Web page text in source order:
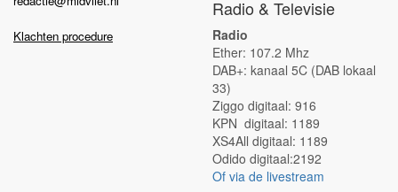
Klachten procedure
Radio & Televisie
Radio
Ether: 107.2 Mhz
DAB+: kanaal 5C (DAB lokaal
33)
Ziggo digitaal: 916
KPN digitaal: 1189
XS4All digitaal: 1189
Odido digitaal:2192
Of via de livestream